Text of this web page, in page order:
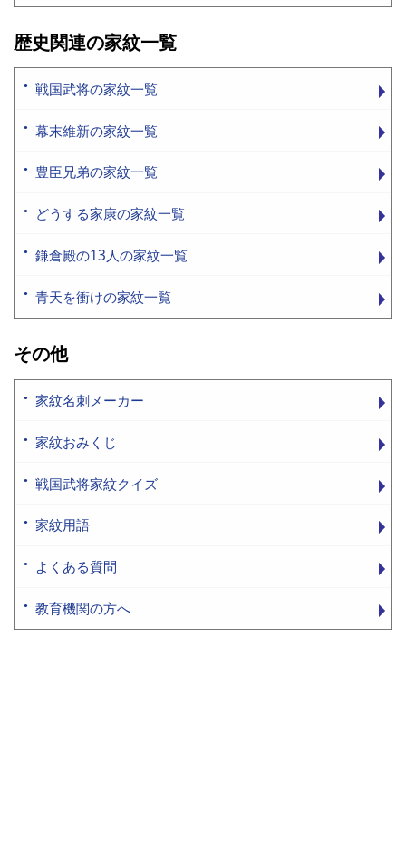
歴史関連の家紋一覧
戦国武将の家紋一覧
幕末維新の家紋一覧
豊臣兄弟の家紋一覧
どうする家康の家紋一覧
鎌倉殿の13人の家紋一覧
青天を衝けの家紋一覧
その他
家紋名刺メーカー
家紋おみくじ
戦国武将家紋クイズ
家紋用語
よくある質問
教育機関の方へ